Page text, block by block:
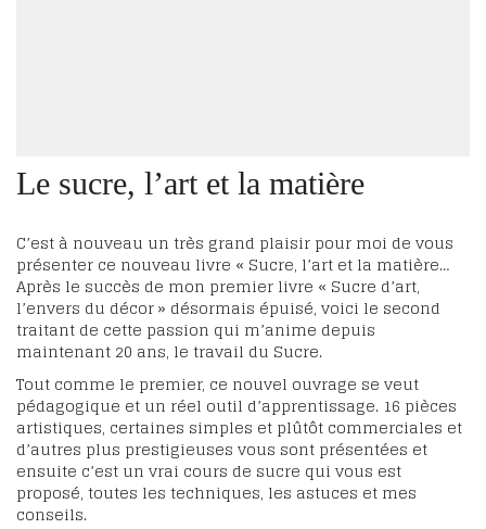
Le sucre, l’art et la matière
C’est à nouveau un très grand plaisir pour moi de vous
présenter ce nouveau livre « Sucre, l’art et la matière…
Après le succès de mon premier livre « Sucre d’art,
l’envers du décor » désormais épuisé, voici le second
traitant de cette passion qui m’anime depuis
maintenant 20 ans, le travail du Sucre.
Tout comme le premier, ce nouvel ouvrage se veut
pédagogique et un réel outil d’apprentissage. 16 pièces
artistiques, certaines simples et plûtôt commerciales et
d’autres plus prestigieuses vous sont présentées et
ensuite c’est un vrai cours de sucre qui vous est
proposé, toutes les techniques, les astuces et mes
conseils.